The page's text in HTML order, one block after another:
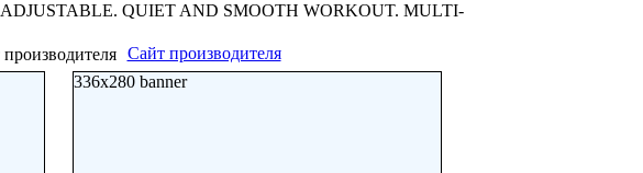
QUIET AND SMOOTH WORKOUT. MULTI-
Сайт производителя
336x280 banner